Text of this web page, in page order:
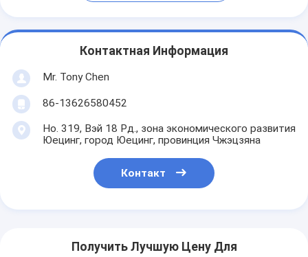
Контактная Информация
Mr. Tony Chen
86-13626580452
Но. 319, Вэй 18 Рд., зона экономического развития
Юецинг, город Юецинг, провинция Чжэцзяна
Контакт
Получить Лучшую Цену Для